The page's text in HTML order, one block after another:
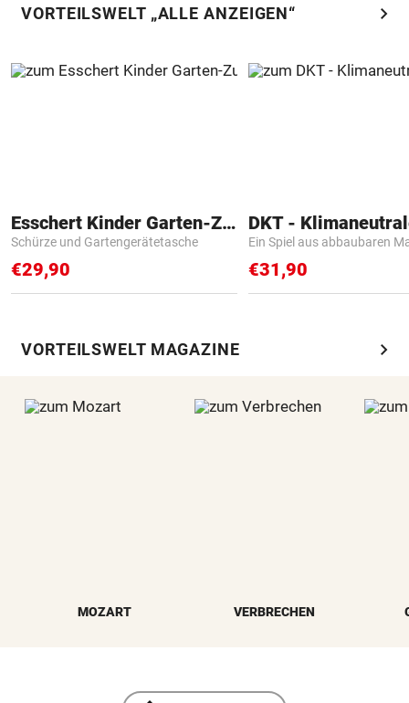
VORTEILSWELT „ALLE ANZEIGEN“ chevron_right
Esschert Kinder Garten-Zubehör
Schürze und Gartengerätetasche
€29,90
Ein Spiel aus abbaubaren
€31,90
VORTEILSWELT MAGAZINE chevron_right
MOZART VERBRECHEN